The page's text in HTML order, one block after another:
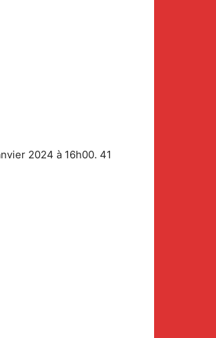
2024 à 16h00. 41